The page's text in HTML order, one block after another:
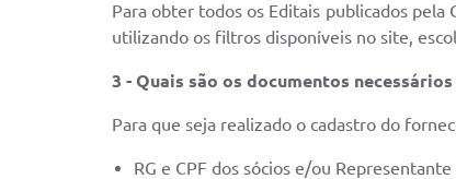
Para obter todos os Editais publicados pela
utilizando os filtros disponíveis no site,
3 - Quais são os documentos
Para que seja realizado o cadastro do
RG e CPF dos sócios e/ou